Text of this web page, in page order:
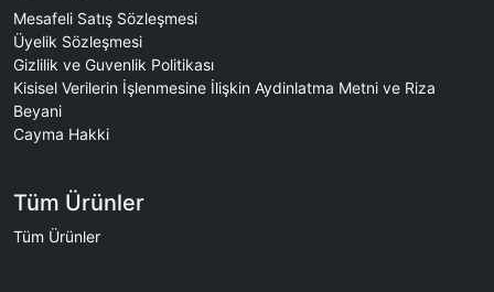
Mesafeli Satış Sözleşmesi
Üyelik Sözleşmesi
Gizlilik ve Guvenlik Politikası
Kisisel Verilerin İşlenmesine İlişkin Aydinlatma Metni ve Riza
Beyani
Cayma Hakki
Tüm Ürünler
Tüm Ürünler